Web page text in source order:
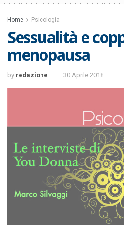
Home Psicologia
Sessualità e
menopausa
by redazione 30 Aprile 2018